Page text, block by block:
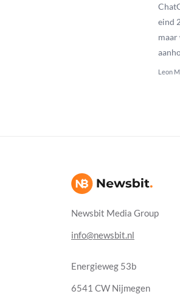
eind
Leon
Newsbit Media Group
info@newsbit.nl
Energieweg 53b
6541 CW Nijmegen